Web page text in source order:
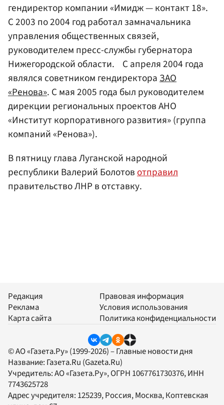
гендиректор компании «Имидж — контакт 18».
С 2003 по 2004 год работал замначальника
управления общественных связей,
руководителем пресс-службы губернатора
Нижегородской области. С апреля 2004 года
являлся советником гендиректораЗАО
«Ренова». С мая 2005 года был руководителем
дирекции региональных проектов АНО
«Институт корпоративного развития» (группа
компаний «Ренова»).
В пятницу глава Луганской народной
республики Валерий Болотов отправил
правительство ЛНР в отставку.
Редакция
Реклама
Карта сайта
Правовая информация
Условия использования
Политика конфиденциальности
© АО «Газета.Ру» (1999-2026) – Главные новости дня
Название: Газета.Ru (Gazeta.Ru)
Учредитель:АО «Газета.Ру», ОГРН 1067761730376, ИНН
7743625728
Адрес учредителя: 125239, Россия, Москва, Коптевская